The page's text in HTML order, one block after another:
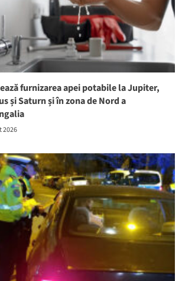
furnizarea apei potabile la Jupiter,
și Saturn și în zona de Nord a
2026